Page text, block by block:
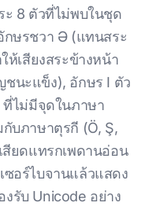
ะ 8 ตัวที่ไม่พบในชุด
ษรชวา Ə (แทนสระ
ห้เสียงสระข้างหน้า
ชนะแข็ง), อักษร I ตัว
ไม่มีจุดในภาษา
บภาษาตุรกี (Ö, Ş,
สียดแทรกเพดานอ่อน
ซอร์ไบจานแล้วแสดง
รับ Unicode อย่าง